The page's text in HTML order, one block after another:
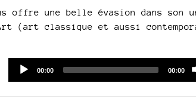
offre une belle évasion dans
(art classique et aussi
Current
00:00
Total
00:00